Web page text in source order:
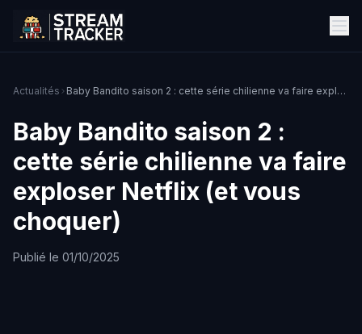
Actualités Baby Bandito saison 2 : cette série chilienne va faire exploser Netflix (et vous choquer)
Baby Bandito saison 2 :
cette série chilienne va faire
exploser Netflix (et vous
choquer)
Publié le 01/10/2025